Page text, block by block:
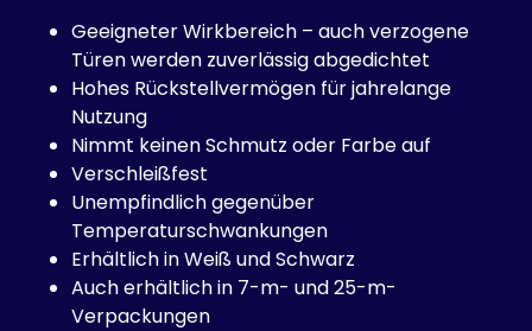
Geeigneter Wirkbereich – auch verzogene
Türen werden zuverlässig abgedichtet
Hohes Rückstellvermögen für jahrelange
Nutzung
Nimmt keinen Schmutz oder Farbe auf
Verschleißfest
Unempfindlich gegenüber
Temperaturschwankungen
Erhältlich in Weiß und Schwarz
Auch erhältlich in 7-m- und 25-m-
Verpackungen